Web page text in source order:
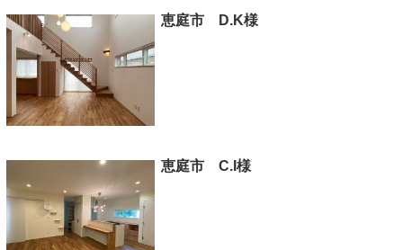
恵庭市 D.K様
恵庭市 C.I様